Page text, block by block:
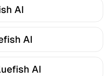
AI
AI
AI